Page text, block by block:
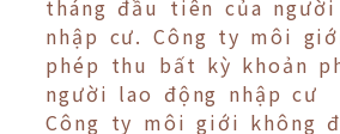
tháng đầu tiên của
nhập cư. Công ty môi
phép thu bất kỳ khoản
người lao động nhập cư
Công ty môi giới không